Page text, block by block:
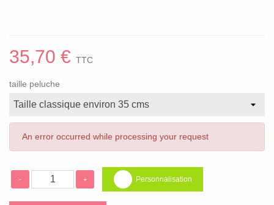
35,70 € TTC
taille peluche
An error occurred while processing your request
- + Personnalisation